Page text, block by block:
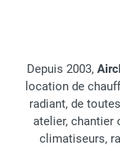
Depuis 2003,
location de
radiant, de
atelier, chantier
climatiseurs,